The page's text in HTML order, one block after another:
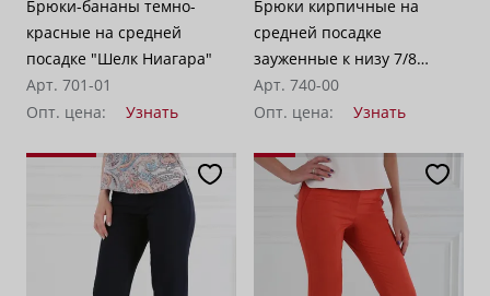
Брюки-бананы темно-
красные на средней
посадке "Шелк Ниагара"
Арт. 701-01
Опт. цена:
Узнать
Брюки кирпичные на
средней посадке
зауженные к низу 7/8
"Шелк Ниагара"
Арт. 740-00
Опт. цена:
Узнать